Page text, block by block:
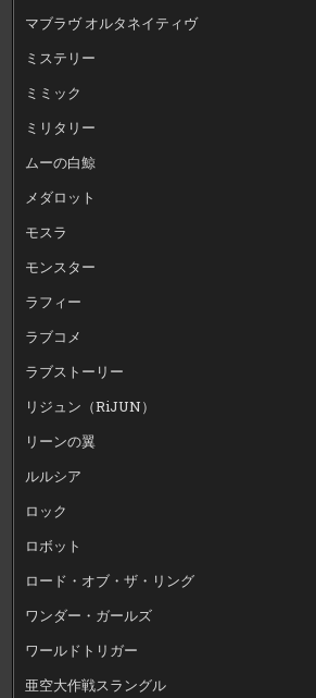
マブラヴ オルタネイティヴ
ミステリー
ミミック
ミリタリー
ムーの白鯨
メダロット
モスラ
モンスター
ラフィー
ラブコメ
ラブストーリー
リジュン（RiJUN）
リーンの翼
ルルシア
ロック
ロボット
ロード・オブ・ザ・リング
ワンダー・ガールズ
ワールドトリガー
亜空大作戦スラングル